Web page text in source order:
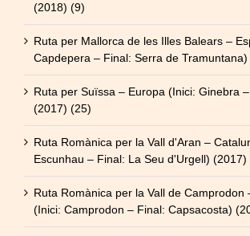
(2018) (9)
Ruta per Mallorca de les Illes Balears –
Capdepera – Final: Serra de
Ruta per Suïssa – Europa (Inici: Ginebra
(2017) (25)
Ruta Romànica per la Vall d'Aran –
Escunhau – Final: La Seu d'Urgell) (2017)
Ruta Romànica per la Vall de Camprodon
(Inici: Camprodon – Final: Capsacosta)